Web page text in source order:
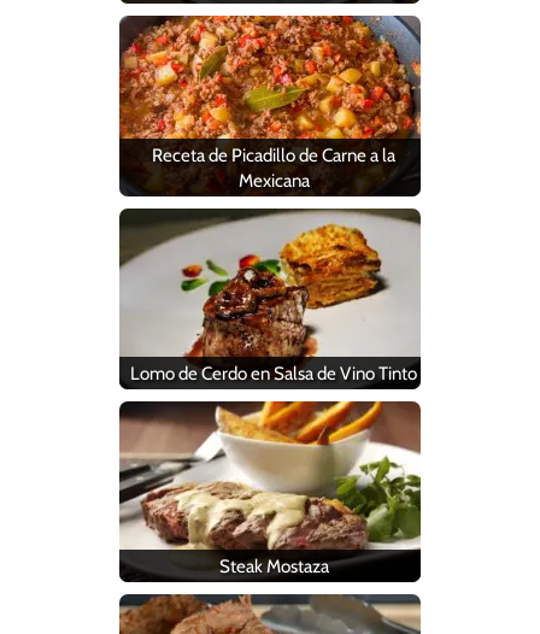
Receta de Picadillo de Carne a la
Mexicana
Lomo de Cerdo en Salsa de Vino Tinto
Steak Mostaza